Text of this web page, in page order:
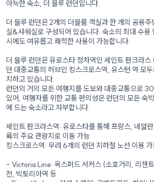
아늑한 숙소, 더 블루 런던입니다.
더 블루 런던은 2개의 더블룸 객실과 한 개의 공용
실&샤워실로 구성되어 있습니다. 숙소의 최대 수용
시에도 여유롭고 쾌적한 사용이 가능합니다.
더 블루 런던은 유로스타 정차역인 세인트 판크라
던 대중교통의 허브인 킹스크로스역, 유스턴 역 모
치하고 있습니다.
런던의 거의 모든 여행지를 도보와 대중교통으로
있어, 여행자를 위한 교통 편의성은 런던의 모든 숙
에 드는 숙소라고 자부합니다.
세인트 판크라스역: 유로스타를 통해 프랑스, 네덜
륙의 주요 관광지로 이동 가능
킹스크로스역: 무려 6개의 런던 지하철 노선 이용
- Victoria Line: 옥스퍼드 서커스 (소호거리, 리젠
전, 빅토리아역 등